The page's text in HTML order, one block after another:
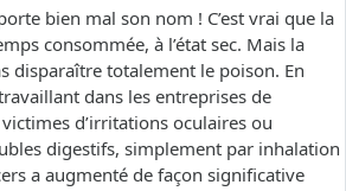
bien mal son nom ! C’est vrai que la
consommée, à l’état sec. Mais la
disparaître totalement le poison. En
dans les entreprises de
d’irritations oculaires ou
digestifs, simplement par inhalation
a augmenté de façon significative